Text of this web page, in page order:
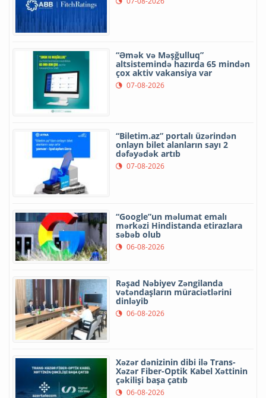
“Əmək və Məşğulluq”
altsistemində hazırda 65 mindən
çox aktiv vakansiya var
07-08-2026
“Biletim.az” portalı üzərindən
onlayn bilet alanların sayı 2
dəfəyədək artıb
07-08-2026
“Google”un məlumat emalı
mərkəzi Hindistanda etirazlara
səbəb olub
06-08-2026
Rəşad Nəbiyev Zəngilanda
vətəndaşların müraciətlərini
dinləyib
06-08-2026
Xəzər dənizinin dibi ilə Trans-
Xəzər Fiber-Optik Kabel Xəttinin
çəkilişi başa çatıb
06-08-2026